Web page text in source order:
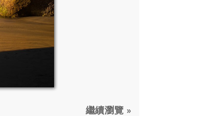
繼續瀏覽 »